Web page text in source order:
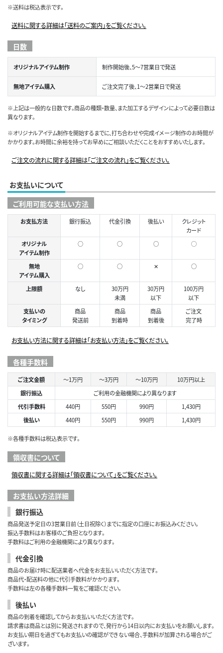
※送料は税込表示です。
送料に関する詳細は「送料のご案内」をご覧ください。
日数
オリジナルアイテム制作 制作開始後、5～7営業日で発送
無地アイテム購入 ご注文完了後、1～2営業日で発送
※上記は一般的な日数です。商品の種類・数量、また加工するデザインによって必要日数は
異なります。
※オリジナルアイテム制作を開始するまでに、打ち合わせや完成イメージ制作のお時間が
かかります。お時間に余裕を持ってお早めにご相談いただくことをおすすめいたします。
ご注文の流れに関する詳細は「ご注文の流れ」をご覧ください。
お支払いについて
ご利用可能な支払い方法
お支払方法 銀行振込 代金引換 後払い
クレジット
カード
オリジナル
アイテム制作
○ ○ ○ ◯
無地
アイテム購入
○ ○ ✕ ○
上限額 なし
30万円
未満
30万円
以下
100万円
以下
支払いの
タイミング
商品
発送前
商品
到着時
商品
到着後
ご注文
完了時
お支払い方法に関する詳細は「お支払い方法」をご覧ください。
各種手数料
ご注文金額 ～1万円 ～3万円 ～10万円
10万円以上
銀行振込
ご利用の金融機関により異なります
代引手数料
440円 550円 990円
1,430円
後払い
440円 550円 990円 1,430円
※各種手数料は税込表示です。
領収書について
領収書に関する詳細は「領収書について」をご覧ください。
お支払い方法詳細
銀行振込
商品発送予定日の3営業日前（土日祝除く）までに指定の口座にお振込みください。
振込手数料はお客様のご負担となります。
手数料はご利用の金融機関により異なります。
代金引換
商品のお届け時に配送業者へ代金をお支払いいただく方法です。
商品代・配送料の他に代引手数料がかかります。
手数料は左の各種手数料一覧をご確認ください。
後払い
商品の到着を確認してからお支払いいただく方法です。
請求書は商品とは別に発送されますので、発行から14日以内にお支払いをお願いします。
お支払い期日を過ぎてもお支払いの確認ができない場合、手数料が加算される場合がご
ざいます。